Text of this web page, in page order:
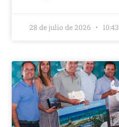
28 de julio de 2026 10:43